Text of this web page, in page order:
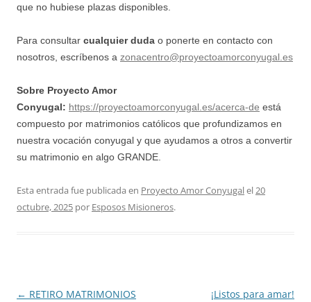
que no hubiese plazas disponibles.
Para consultar cualquier duda o ponerte en contacto con
nosotros, escríbenos a zonacentro@proyectoamorconyugal.es
Sobre Proyecto Amor
Conyugal: https://proyectoamorconyugal.es/acerca-de está
compuesto por matrimonios católicos que profundizamos en
nuestra vocación conyugal y que ayudamos a otros a convertir
su matrimonio en algo GRANDE.
Esta entrada fue publicada en Proyecto Amor Conyugalel20
octubre, 2025 por Esposos Misioneros.
Navegación
← RETIRO MATRIMONIOS
¡Listos para amar!